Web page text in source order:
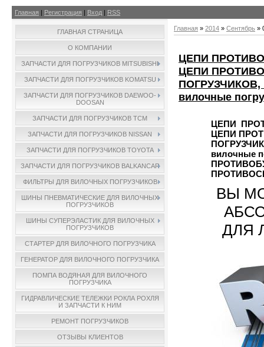
Главная | Регистрация | Вход | RSS
ГЛАВНАЯ СТРАНИЦА
О КОМПАНИИ
ЗАПЧАСТИ ДЛЯ ПОГРУЗЧИКОВ MITSUBISHI
ЗАПЧАСТИ ДЛЯ ПОГРУЗЧИКОВ KOMATSU
ЗАПЧАСТИ ДЛЯ ПОГРУЗЧИКОВ DAEWOO-
DOOSAN
ЗАПЧАСТИ ДЛЯ ПОГРУЗЧИКОВ TCM
ЗАПЧАСТИ ДЛЯ ПОГРУЗЧИКОВ NISSAN
ЗАПЧАСТИ ДЛЯ ПОГРУЗЧИКОВ TOYOTA
ЗАПЧАСТИ ДЛЯ ПОГРУЗЧИКОВ BALKANCAR
ФИЛЬТРЫ ДЛЯ ВИЛОЧНЫХ ПОГРУЗЧИКОВ
ШИНЫ ПНЕВМАТИЧЕСКИЕ ДЛЯ ВИЛОЧНЫХ
ПОГРУЗЧИКОВ
ШИНЫ СУПЕРЭЛАСТИК ДЛЯ ВИЛОЧНЫХ
ПОГРУЗЧИКОВ
СТАРТЕР ДЛЯ ВИЛОЧНОГО ПОГРУЗЧИКА
ГЕНЕРАТОР ДЛЯ ВИЛОЧНОГО ПОГРУЗЧИКА
ПОМПА ВОДЯНАЯ ДЛЯ ВИЛОЧНОГО
ПОГРУЗЧИКА
ГИДРАВЛИЧЕСКИЕ ТЕЛЕЖКИ РОКЛА РОХЛЯ
И ЗАПЧАСТИ К НИМ
РЕМОНТ ПОГРУЗЧИКОВ
ОТЗЫВЫ КЛИЕНТОВ
Главная » 2014 » Сентябрь »
ЦЕПИ
ЦЕПИ
вилочные
ЦЕПИ
ЦЕПИ
вилочные
ВЫ
ДЛЯ